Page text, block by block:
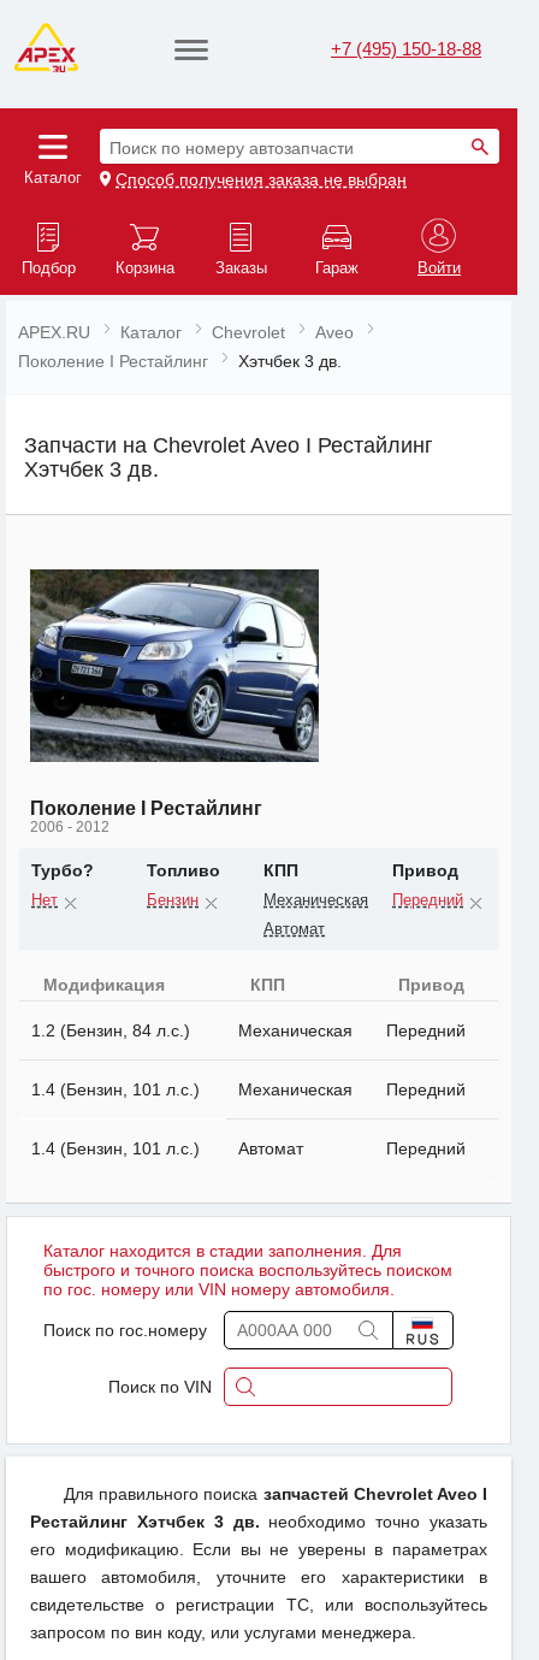
+7 (495) 150-18-88
Каталог
Поиск по номеру автозапчасти
Способ получения заказа не выбран
Подбор Корзина Заказы Гараж Войти
APEX.RU Каталог Chevrolet
Aveo
Поколение I Рестайлинг
Хэтчбек 3 дв.
Запчасти на Chevrolet Aveo I Рестайлинг
Хэтчбек 3 дв.
Поколение I Рестайлинг
2006 - 2012
Турбо?
Нет
Топливо
Бензин
КПП
Механическая
Автомат
Привод
Передний
Модификация КПП Привод
1.2 (Бензин, 84 л.с.) Механическая Передний
1.4 (Бензин, 101 л.с.) Механическая Передний
1.4 (Бензин, 101 л.с.) Автомат Передний
Каталог находится в стадии заполнения. Для
быстрого и точного поиска воспользуйтесь поиском
по гос. номеру или VIN номеру автомобиля.
Поиск по гос.номеру
Поиск по VIN
Для правильного поиска запчастей Chevrolet Aveo I
Рестайлинг Хэтчбек 3 дв. необходимо точно указать
его модификацию. Если вы не уверены в параметрах
вашего автомобиля, уточните его характеристики в
свидетельстве о регистрации ТС, или воспользуйтесь
запросом по вин коду, или услугами менеджера.